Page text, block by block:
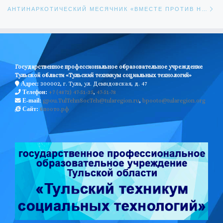
Государственное профессиональное образовательное учреждение
Тульской области «Тульский техникум социальных технологий»
Адрес: 300002, г. Тула, ул. Демидовская, д. 47
Телефон: +7 (4872) 47-51-35, 47-51-78
E-mail: gpou.TulTehnSocTeh@tularegion.ru, bpooto@tularegion.org
Сайт: бпоото.рф